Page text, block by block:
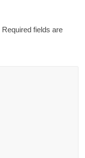
Required fields are